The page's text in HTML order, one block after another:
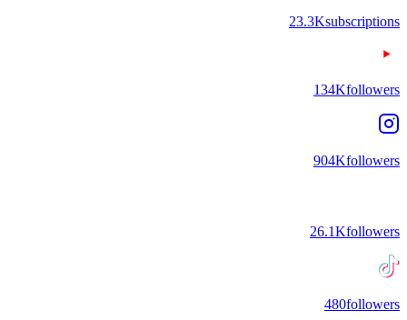
23.3Ksubscriptions
134Kfollowers
904Kfollowers
26.1Kfollowers
480followers